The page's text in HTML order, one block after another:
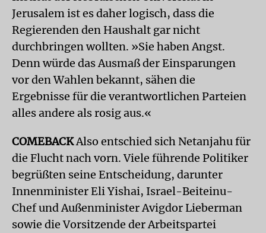
Jerusalem ist es daher logisch, dass die
Regierenden den Haushalt gar nicht
durchbringen wollten. »Sie haben Angst.
Denn würde das Ausmaß der Einsparungen
vor den Wahlen bekannt, sähen die
Ergebnisse für die verantwortlichen Parteien
alles andere als rosig aus.«
COMEBACKAlso entschied sich Netanjahu für
die Flucht nach vorn. Viele führende Politiker
begrüßten seine Entscheidung, darunter
Innenminister Eli Yishai, Israel-Beiteinu-
Chef und Außenminister Avigdor Lieberman
sowie die Vorsitzende der Arbeitspartei